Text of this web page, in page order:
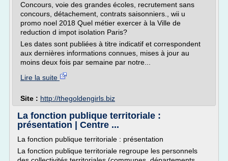
Concours, voie des grandes écoles, recrutement sans
concours, détachement, contrats saisonniers., wii u
promo noel 2018 Quel métier exercer à la Ville de
reduction d impot isolation Paris?
Les dates sont publiées à titre indicatif et correspondent
aux dernières informations connues, mises à jour au
moins deux fois par semaine par notre...
Lire la suite
Site : http://thegoldengirls.biz
La fonction publique territoriale :
présentation | Centre ...
La fonction publique territoriale : présentation
La fonction publique territoriale regroupe les personnels